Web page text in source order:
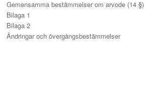
Gemensamma bestämmelser om arvode (14 §)
Bilaga 1
Bilaga 2
Ändringar och övergångsbestämmelser